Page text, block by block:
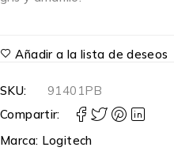
Añadir a la lista de deseos
SKU:
91401PB
Compartir:
Marca: Logitech